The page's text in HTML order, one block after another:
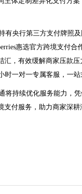
有央行第三方支付牌照
惠选官方跨境支付
汇，有效缓解商家压款
一对一专属客服，一站
将持续优化服务能力，
支付服务，助力商家深